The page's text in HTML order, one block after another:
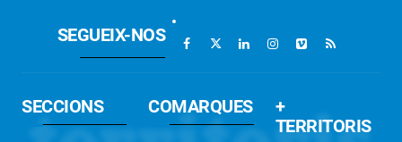
SEGUEIX-NOS
SECCIONS COMARQUES
+
TERRITORIS